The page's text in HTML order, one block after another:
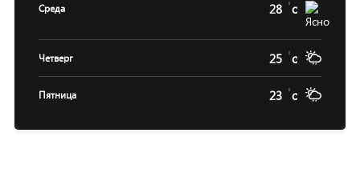
Среда 28 c
Четверг 25 c
Пятница 23 c